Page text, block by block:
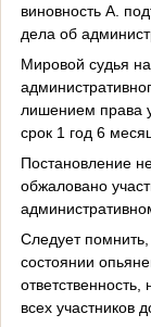
виновность А.
дела об
Мировой судья
лишением права
срок 1 год 6
Постановление
обжаловано
Следует
состоянии
всех участников